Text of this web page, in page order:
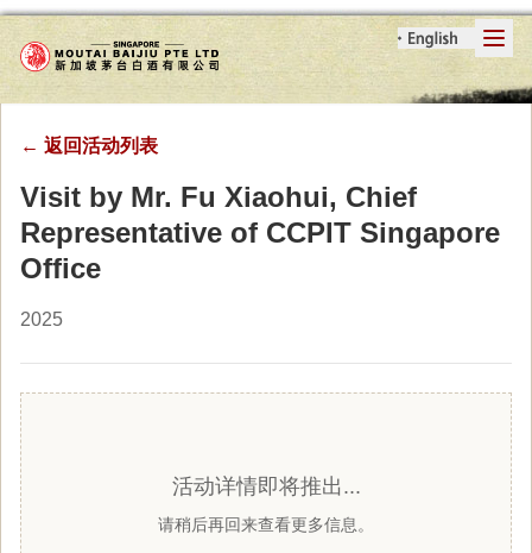
← 返回活动列表
Visit by Mr. Fu Xiaohui, Chief
Representative of CCPIT Singapore
Office
2025
活动详情即将推出...
请稍后再回来查看更多信息。